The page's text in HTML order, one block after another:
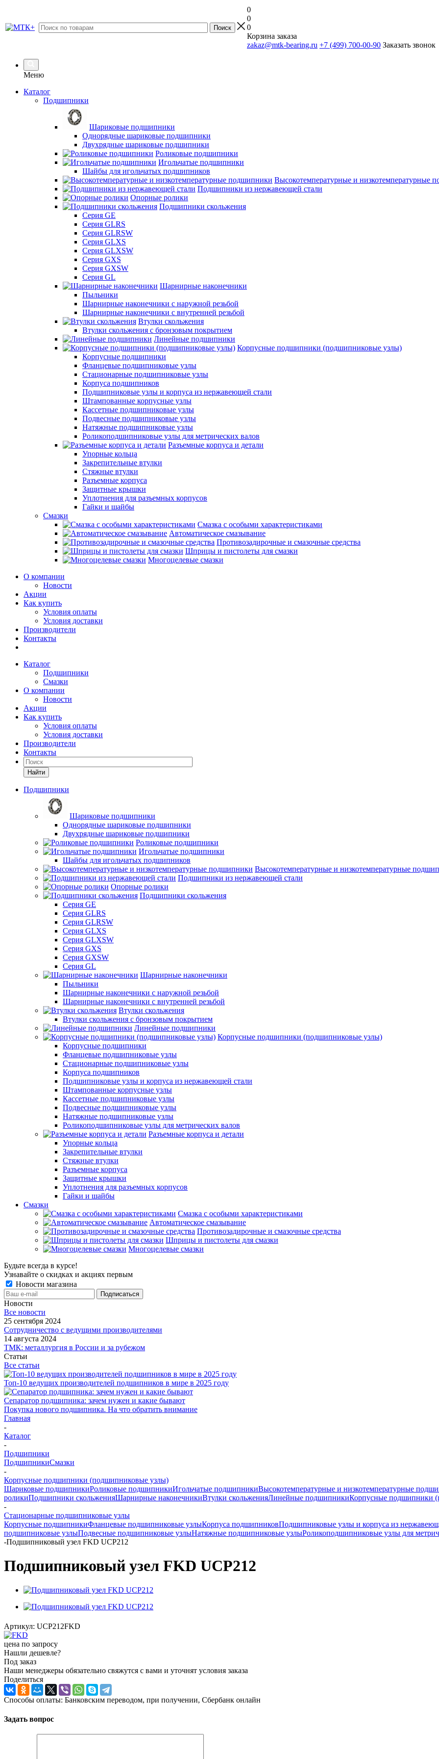
0
0
0
Корзина заказа
zakaz@mtk-bearing.ru +7 (499) 700-00-90 Заказать звонок
Меню
Каталог
Подшипники
Шариковые подшипники
Однорядные шариковые подшипники
Двухрядные шариковые подшипники
Роликовые подшипники
Игольчатые подшипники
Шайбы для игольчатых подшипников
Высокотемпературные и низкотемпературные
Подшипники из нержавеющей стали
Опорные ролики
Подшипники скольжения
Серия GE
Серия GLRS
Серия GLRSW
Серия GLXS
Серия GLXSW
Серия GXS
Серия GXSW
Серия GL
Шарнирные наконечники
Пыльники
Шарнирные наконечники с наружной резьбой
Шарнирные наконечники с внутренней резьбой
Втулки скольжения
Втулки скольжения с бронзовым покрытием
Линейные подшипники
Корпусные подшипники (подшипниковые узлы)
Корпусные подшипники
Фланцевые подшипниковые узлы
Стационарные подшипниковые узлы
Корпуса подшипников
Подшипниковые узлы и корпуса из нержавеющей стали
Штампованные корпусные узлы
Кассетные подшипниковые узлы
Подвесные подшипниковые узлы
Натяжные подшипниковые узлы
Роликоподшипниковые узлы для метрических валов
Разъемные корпуса и детали
Упорные кольца
Закрепительные втулки
Стяжные втулки
Разъемные корпуса
Защитные крышки
Уплотнения для разъемных корпусов
Гайки и шайбы
Смазки
Смазка с особыми характеристиками
Автоматическое смазывание
Противозадирочные и смазочные средства
Шприцы и пистолеты для смазки
Многоцелевые смазки
О компании
Новости
Акции
Как купить
Условия оплаты
Условия доставки
Производители
Контакты
Каталог
Подшипники
Смазки
О компании
Новости
Акции
Как купить
Условия оплаты
Условия доставки
Производители
Контакты
Найти
Подшипники
Шариковые подшипники
Однорядные шариковые подшипники
Двухрядные шариковые подшипники
Роликовые подшипники
Игольчатые подшипники
Шайбы для игольчатых подшипников
Высокотемпературные и низкотемпературные
Подшипники из нержавеющей стали
Опорные ролики
Подшипники скольжения
Серия GE
Серия GLRS
Серия GLRSW
Серия GLXS
Серия GLXSW
Серия GXS
Серия GXSW
Серия GL
Шарнирные наконечники
Пыльники
Шарнирные наконечники с наружной резьбой
Шарнирные наконечники с внутренней резьбой
Втулки скольжения
Втулки скольжения с бронзовым покрытием
Линейные подшипники
Корпусные подшипники (подшипниковые узлы)
Корпусные подшипники
Фланцевые подшипниковые узлы
Стационарные подшипниковые узлы
Корпуса подшипников
Подшипниковые узлы и корпуса из нержавеющей стали
Штампованные корпусные узлы
Кассетные подшипниковые узлы
Подвесные подшипниковые узлы
Натяжные подшипниковые узлы
Роликоподшипниковые узлы для метрических валов
Разъемные корпуса и детали
Упорные кольца
Закрепительные втулки
Стяжные втулки
Разъемные корпуса
Защитные крышки
Уплотнения для разъемных корпусов
Гайки и шайбы
Смазки
Смазка с особыми характеристиками
Автоматическое смазывание
Противозадирочные и смазочные средства
Шприцы и пистолеты для смазки
Многоцелевые смазки
Будьте всегда в курсе!
Узнавайте о скидках и акциях первым
Новости магазина
Новости
Все новости
25 сентября 2024
Сотрудничество с ведущими производителями
14 августа 2024
ТМК: металлургия в России и за рубежом
Статьи
Все статьи
Топ-10 ведущих производителей подшипников в мире в 2025 году
Сепаратор подшипника: зачем нужен и какие бывают
Покупка нового подшипника. На что обратить внимание
Главная
-
Каталог
-
Подшипники
ПодшипникиСмазки
-
Корпусные подшипники (подшипниковые узлы)
Шариковые подшипникиРоликовые подшипникиИгольчатые подшипникиВысокотемпературные и низкотемпературные
роликиПодшипники скольженияШарнирные наконечникиВтулки скольженияЛинейные подшипникиКорпусные подшипники
-
Стационарные подшипниковые узлы
Корпусные подшипникиФланцевые подшипниковые узлыКорпуса подшипниковПодшипниковые узлы и корпуса из
подшипниковые узлыПодвесные подшипниковые узлыНатяжные подшипниковые узлыРоликоподшипниковые узлы для
-Подшипниковый узел FKD UCP212
Подшипниковый узел FKD UCP212
Артикул: UCP212FKD
цена по запросу
Нашли дешевле?
Под заказ
Наши менеджеры обязательно свяжутся с вами и уточнят условия заказа
Поделиться
Способы оплаты: Банковским переводом, при получении, Сбербанк онлайн
Задать вопрос